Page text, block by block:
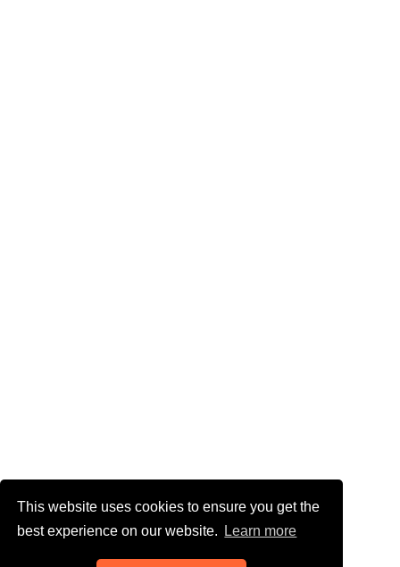
This website uses cookies to ensure you get the
best experience on our website.
Learn more